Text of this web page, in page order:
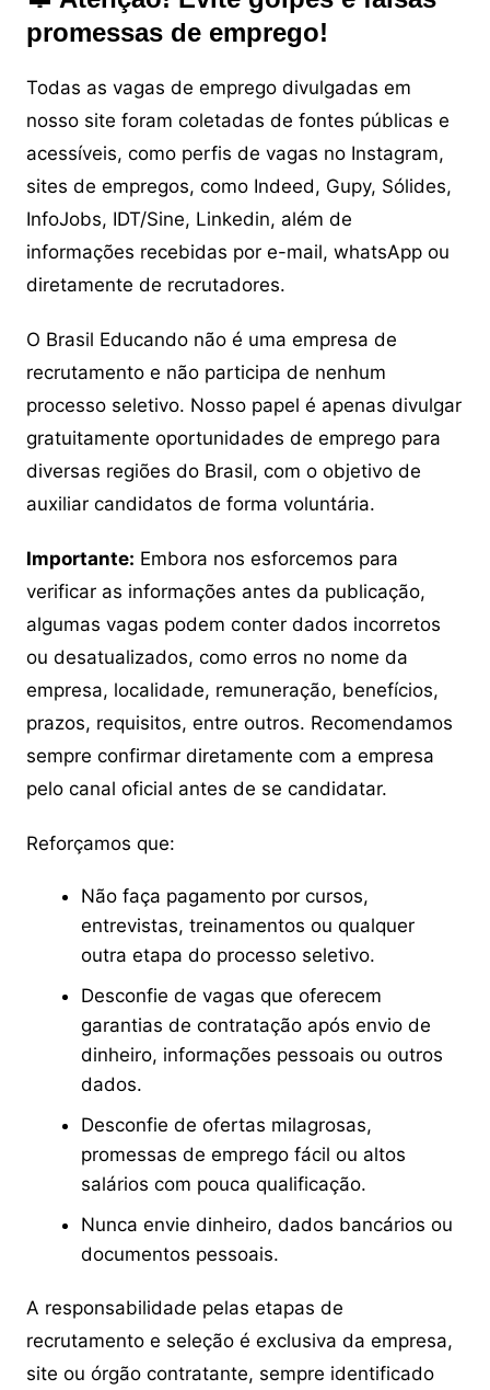
promessas de emprego!
Todas as vagas de emprego divulgadas em
nosso site foram coletadas de fontes públicas e
acessíveis, como perfis de vagas no Instagram,
sites de empregos, como Indeed, Gupy, Sólides,
InfoJobs, IDT/Sine, Linkedin, além de
informações recebidas por e-mail, whatsApp ou
diretamente de recrutadores.
O Brasil Educando não é uma empresa de
recrutamento e não participa de nenhum
processo seletivo. Nosso papel é apenas divulgar
gratuitamente oportunidades de emprego para
diversas regiões do Brasil, com o objetivo de
auxiliar candidatos de forma voluntária.
Importante: Embora nos esforcemos para
verificar as informações antes da publicação,
algumas vagas podem conter dados incorretos
ou desatualizados, como erros no nome da
empresa, localidade, remuneração, benefícios,
prazos, requisitos, entre outros. Recomendamos
sempre confirmar diretamente com a empresa
pelo canal oficial antes de se candidatar.
Reforçamos que:
Não faça pagamento por cursos,
entrevistas, treinamentos ou qualquer
outra etapa do processo seletivo.
Desconfie de vagas que oferecem
garantias de contratação após envio de
dinheiro, informações pessoais ou outros
dados.
Desconfie de ofertas milagrosas,
promessas de emprego fácil ou altos
salários com pouca qualificação.
Nunca envie dinheiro, dados bancários ou
documentos pessoais.
A responsabilidade pelas etapas de
recrutamento e seleção é exclusiva da empresa,
site ou órgão contratante, sempre identificado